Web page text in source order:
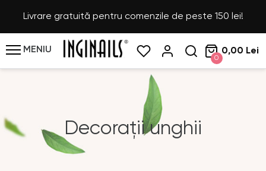
Livrare gratuită pentru comenzile de peste 150 lei!
MENIU
0
0,00 Lei
Decorații unghii